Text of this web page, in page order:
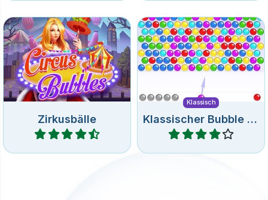
Zirkusbälle
Bubble Shooter Spiel mit
Zirkusbällen.
Spiele
Klassisch
Remake des klassischen
Bubble Shooter Spiels.
Spiele